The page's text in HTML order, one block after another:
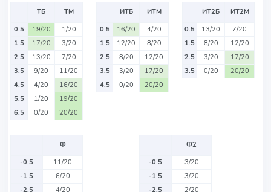
ТБ
ТМ
0.5
19/20
1/20
1.5
17/20
3/20
2.5
13/20
7/20
3.5
9/20
11/20
4.5
4/20
16/20
5.5
1/20
19/20
6.5
0/20 20/20
ИТБ
ИТМ
0.5
16/20
4/20
1.5
12/20
8/20
2.5
8/20
12/20
3.5
3/20
17/20
4.5
0/20 20/20
ИТ2Б
ИТ2М
0.5
13/20
7/20
1.5
8/20
12/20
2.5
3/20
17/20
3.5
0/20 20/20
Ф
-0.5
11/20
-1.5
6/20
-2.5
4/20
Ф2
-0.5
3/20
-1.5
3/20
-2.5
2/20